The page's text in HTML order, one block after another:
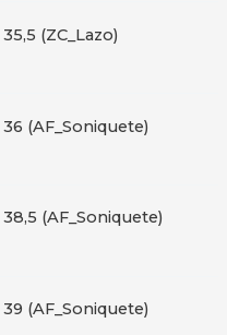
(ZC_Lazo)
(AF_Soniquete)
(AF_Soniquete)
(AF_Soniquete)